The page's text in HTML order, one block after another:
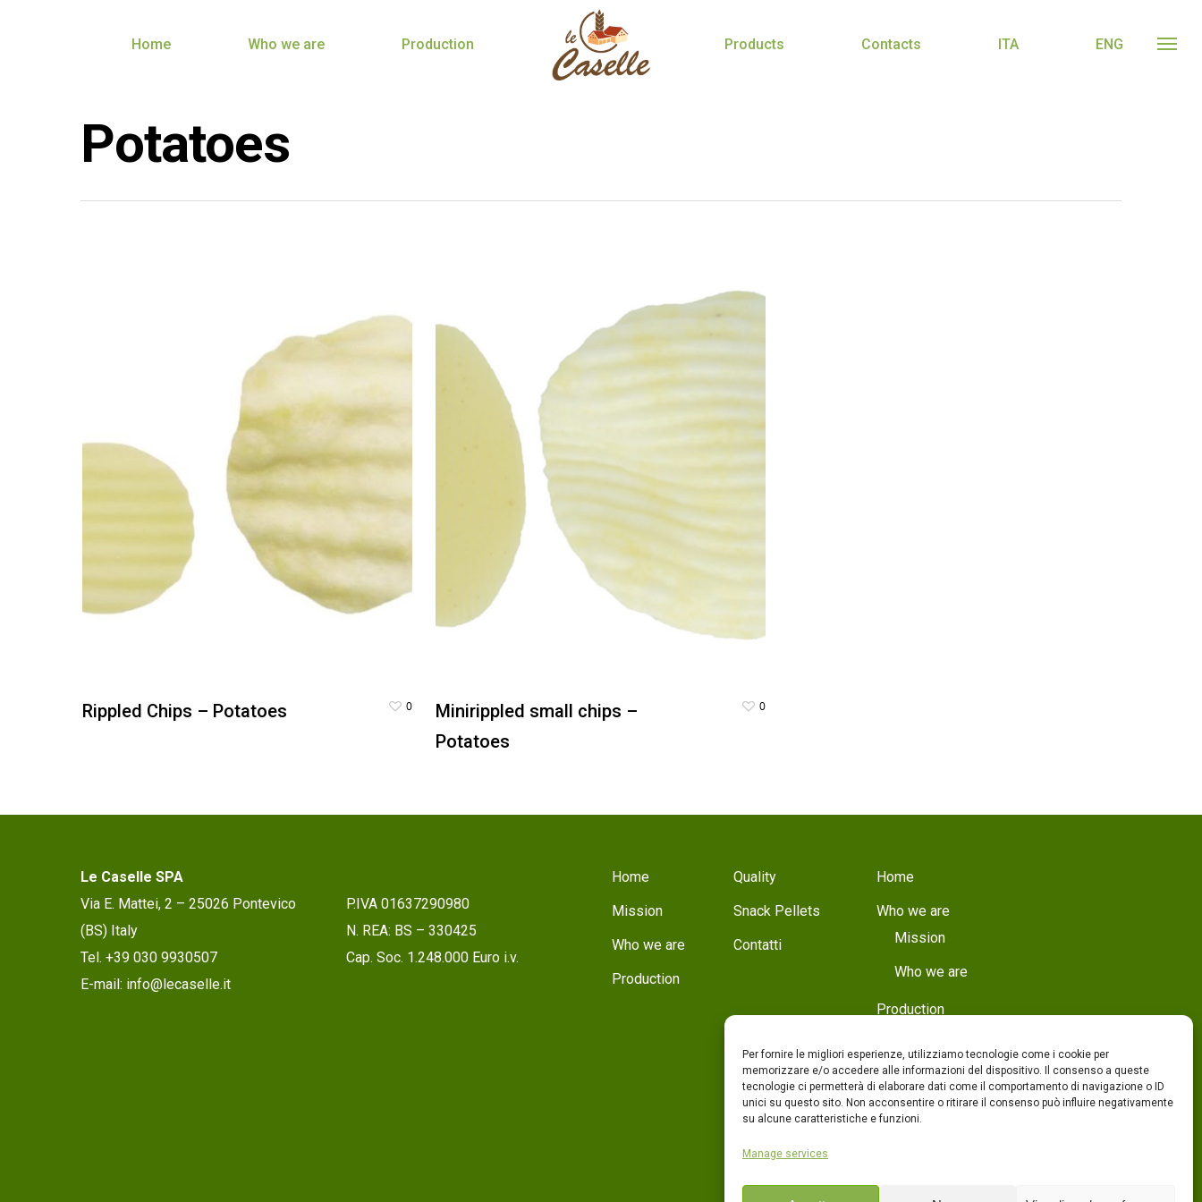
Per fornire le migliori esperienze, utilizziamo tecnologie come i cookie per
memorizzare e/o accedere alle informazioni del dispositivo. Il consenso a queste
tecnologie ci permetterà di elaborare dati come il comportamento di navigazione o ID
unici su questo sito. Non acconsentire o ritirare il consenso può influire negativamente
su alcune caratteristiche e funzioni.
Manage services
Home Who we are Production Products Contacts ITA ENG
Potatoes
Rippled Chips – Potatoes 0
Minirippled small chips –
Potatoes
0
Le Caselle SPA
Via E. Mattei, 2 – 25026 Pontevico
(BS) Italy
Tel. +39 030 9930507
E-mail: info@lecaselle.it
P.IVA 01637290980
N. REA: BS – 330425
Cap. Soc. 1.248.000 Euro i.v.
Home
Mission
Who we are
Production
Quality
Snack Pellets
Contatti
Home
Who we are
Mission
Who we are
Production
Quality
Products